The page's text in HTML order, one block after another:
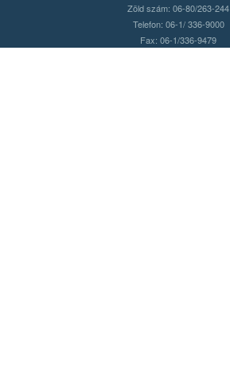
Zöld szám: 06-80/263-244
Telefon: 06-1/ 336-9000
Fax: 06-1/336-9479